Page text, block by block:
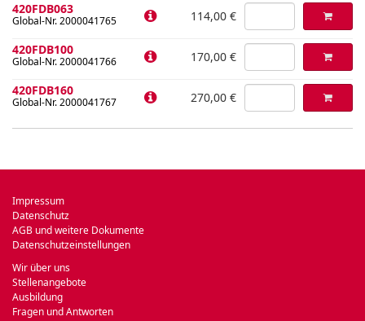
420FDB063
Global-Nr. 2000041765 114,00 €
420FDB100
Global-Nr. 2000041766 170,00 €
420FDB160
Global-Nr. 2000041767 270,00 €
Impressum
Datenschutz
AGB und weitere Dokumente
Datenschutzeinstellungen
Wir über uns
Stellenangebote
Ausbildung
Fragen und Antworten